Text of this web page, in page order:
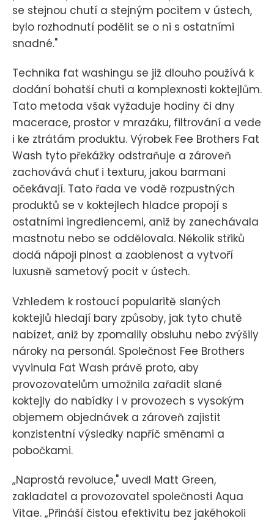
se stejnou chutí a stejným pocitem v ústech,
bylo rozhodnutí podělit se o ni s ostatními
snadné."
Technika fat washingu se již dlouho používá k
dodání bohatší chuti a komplexnosti koktejlům.
Tato metoda však vyžaduje hodiny či dny
macerace, prostor v mrazáku, filtrování a vede
i ke ztrátám produktu. Výrobek Fee Brothers Fat
Wash tyto překážky odstraňuje a zároveň
zachovává chuť i texturu, jakou barmani
očekávají. Tato řada ve vodě rozpustných
produktů se v koktejlech hladce propojí s
ostatními ingrediencemi, aniž by zanechávala
mastnotu nebo se oddělovala. Několik střiků
dodá nápoji plnost a zaoblenost a vytvoří
luxusně sametový pocit v ústech.
Vzhledem k rostoucí popularitě slaných
koktejlů hledají bary způsoby, jak tyto chutě
nabízet, aniž by zpomalily obsluhu nebo zvýšily
nároky na personál. Společnost Fee Brothers
vyvinula Fat Wash právě proto, aby
provozovatelům umožnila zařadit slané
koktejly do nabídky i v provozech s vysokým
objemem objednávek a zároveň zajistit
konzistentní výsledky napříč směnami a
pobočkami.
„Naprostá revoluce," uvedl Matt Green,
zakladatel a provozovatel společnosti Aqua
Vitae. „Přináší čistou efektivitu bez jakéhokoli